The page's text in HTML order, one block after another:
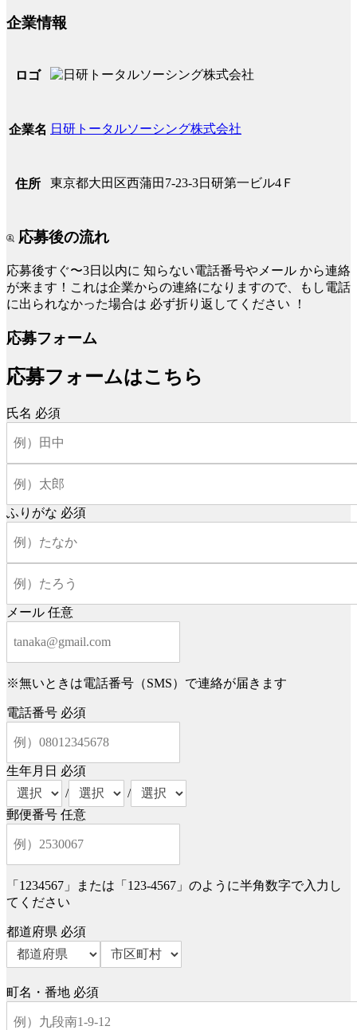
企業情報
ロゴ
企業名 日研トータルソーシング株式会社
住所 東京都大田区西蒲田7-23-3日研第一ビル4Ｆ
応募後の流れ
応募後すぐ〜3日以内に 知らない電話番号やメール から連絡
が来ます！これは企業からの連絡になりますので、もし電話
に出られなかった場合は 必ず折り返してください ！
応募フォーム
応募フォームはこちら
氏名 必須
ふりがな 必須
メール 任意
※無いときは電話番号（SMS）で連絡が届きます
電話番号 必須
生年月日 必須
/
/
郵便番号 任意
「1234567」または「123-4567」のように半角数字で入力し
てください
都道府県 必須
町名・番地 必須